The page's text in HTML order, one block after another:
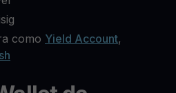
como Yield Account,